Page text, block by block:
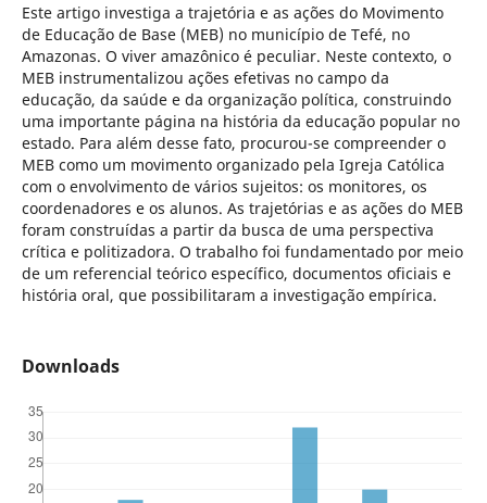
Este artigo investiga a trajetória e as ações do Movimento
de Educação de Base (MEB) no município de Tefé, no
Amazonas. O viver amazônico é peculiar. Neste contexto, o
MEB instrumentalizou ações efetivas no campo da
educação, da saúde e da organização política, construindo
uma importante página na história da educação popular no
estado. Para além desse fato, procurou-se compreender o
MEB como um movimento organizado pela Igreja Católica
com o envolvimento de vários sujeitos: os monitores, os
coordenadores e os alunos. As trajetórias e as ações do MEB
foram construídas a partir da busca de uma perspectiva
crítica e politizadora. O trabalho foi fundamentado por meio
de um referencial teórico específico, documentos oficiais e
história oral, que possibilitaram a investigação empírica.
Downloads